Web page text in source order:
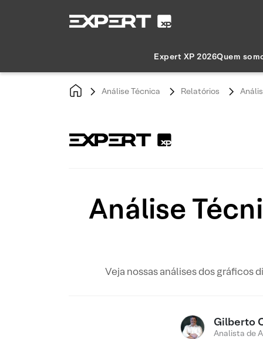
Expert XP 2026Quem
Análise Técnica Relatórios
Análise
Veja nossas análises dos gráficos
Gilberto
Analista de